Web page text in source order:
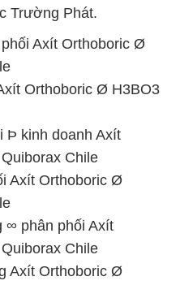
Trường Phát.
Axít Orthoboric Ø
Orthoboric Ø H3BO3
Þ kinh doanh Axít
Chile
Axít Orthoboric Ø
∞ phân phối Axít
Chile
Axít Orthoboric Ø